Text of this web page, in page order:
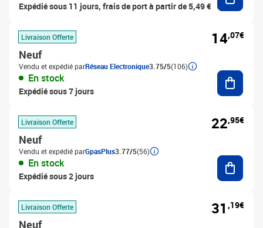
Expédié sous 11 jours, frais de port à partir de 5,49 €
Livraison Offerte
Neuf
Vendu et expédié parRéseau Electronique3.75/5(106)
En stock
Expédié sous 7 jours
14,07€
Livraison Offerte
Neuf
Vendu et expédié parGpasPlus3.77/5(56)
En stock
Expédié sous 2 jours
22,95€
Livraison Offerte
Neuf
31 ,19€